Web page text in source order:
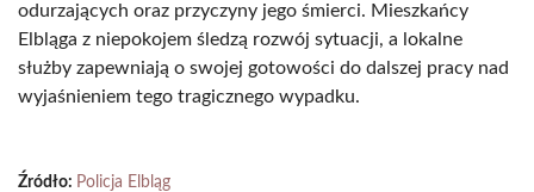
odurzających oraz przyczyny jego śmierci. Mieszkańcy
Elbląga z niepokojem śledzą rozwój sytuacji, a lokalne
służby zapewniają o swojej gotowości do dalszej pracy nad
wyjaśnieniem tego tragicznego wypadku.
Źródło: Policja Elbląg